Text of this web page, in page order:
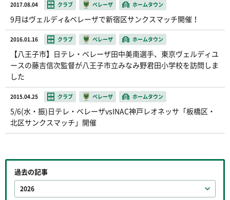
2017.08.04 クラブ ベレーザ ホームタウン
9月はヴェルディ&ベレーザで新宿区サンクスマッチ開催！
2016.01.16 クラブ ベレーザ ホームタウン
【八王子市】日テレ・ベレーザ田中美南選手、東京ヴェルディユ
ースの藤吉信次監督が八王子市立みなみ野君田小学校を訪問しま
した
2015.04.25 クラブ ベレーザ ホームタウン
5/6(水・振)日テレ・ベレーザvsINAC神戸レオネッサ「板橋区・
北区サンクスマッチ」開催
過去の記事
2026